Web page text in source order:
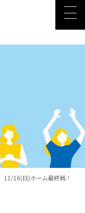
11/16(日)ホーム最終戦！